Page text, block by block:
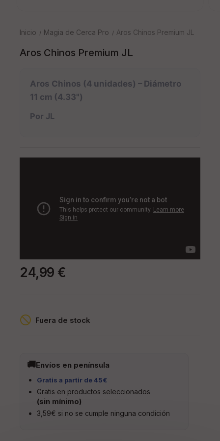
Inicio Magia de Cerca Pro Aros Chinos Premium JL
Aros Chinos Premium JL
Aros Chinos (4 unidades) – Diámetro
11 cm (4.33")
Por JL
24,99 €
Fuera de stock
Envíos en península
Gratis a partir de 45€
Gratis en productos seleccionados
(sin mínimo)
3,59€ si no se cumple ninguna condición